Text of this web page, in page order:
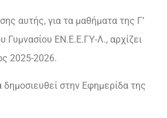
αυτής, για τα μαθήματα της Γ’
Γυμνασίου ΕΝ.Ε.Ε.ΓΥ-Λ., αρχίζει
2025-2026.
στην Εφημερίδα της